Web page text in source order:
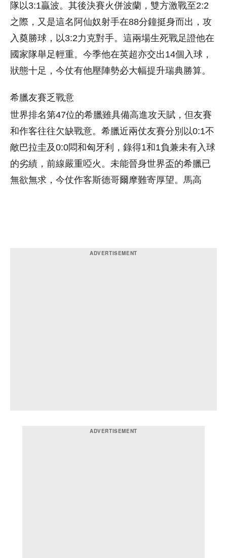
隊以3:1贏波。其後決賽火併波蘭，雙方激戰至2:2
之際，又是這名阿仙奴射手在88分鐘挺身而出，攻
入奠勝球，以3:2力克對手。這兩場生死戰足證他在
國家隊舉足輕重。今季他在英超亦交出14個入球，
狀態十足，今仗有他壓陣勢必大幅提升瑞典勝算。
希臘友賽乏戰意
世界排名第47位的希臘雖具備高進攻天賦，但友賽
和作客往往欠缺戰意。希臘近兩仗友賽分別以0:1不
敵巴拉圭及0:0悶和匈牙利，錄得1和1負兼未有入球
的劣績，前線嚴重啞火。未能晉身世界盃的希臘已
無欲無求，今仗作客斯德哥爾摩難寄厚望。馬高